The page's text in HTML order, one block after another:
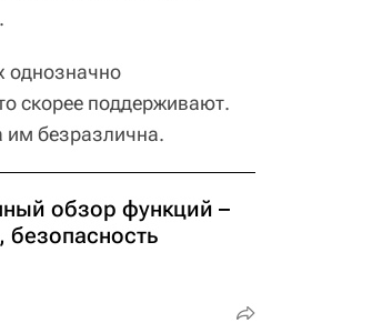
однозначно
скорее поддерживают.
им безразлична.
обзор функций –
безопасность